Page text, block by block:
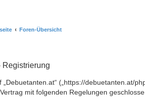
Foren-Übersicht
Registrierung
(„https://debuetanten.at/
mit folgenden Regelungen